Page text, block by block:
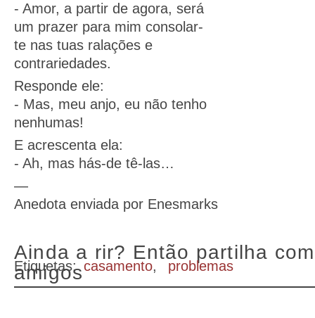
- Amor, a partir de agora, será
um prazer para mim consolar-
te nas tuas ralações e
contrariedades.
Responde ele:
- Mas, meu anjo, eu não tenho
nenhumas!
E acrescenta ela:
- Ah, mas hás-de tê-las…
—
Anedota enviada por Enesmarks
Ainda a rir? Então partilha
amigos
Etiquetas: casamento, problemas